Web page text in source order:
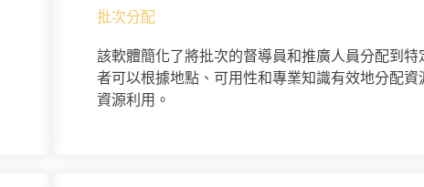
批次分配
該軟體簡化了將批次的督導員和推廣人員分配到特
者可以根據地點、可用性和專業知識有效地分配資
資源利用。